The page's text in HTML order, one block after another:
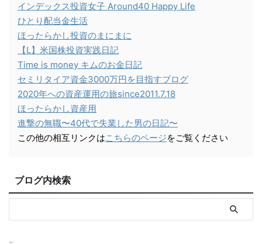
インデックス投資女子 Around40 Happy Life
ひとり配当金生活
ほったらかし投資のまにまに
【L】米国株投資実践日記
Time is money キムのお金日記
セミリタイア資金3000万円を目指すブログ
2020年への資産運用の旅since2011.7.18
ほったらかし資産用
進撃の無職〜40代で失業した男の日記〜
この他の相互リンクはこちらのページをご覧ください
ブログ内検索